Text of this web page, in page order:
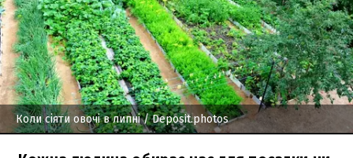
Коли сіяти овочі в липні/ Deposit.photos